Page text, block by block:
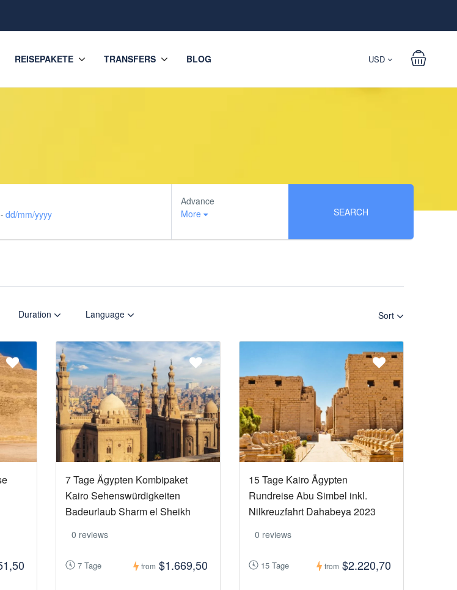
REISEPAKETE TRANSFERS BLOG USD
- dd/mm/yyyy
Advance
More
SEARCH
Duration Language Sort
7 Tage Ägypten Kombipaket
Kairo Sehenswürdigkeiten
Badeurlaub Sharm el Sheikh
0 reviews
7 Tage from $1.669,50
15 Tage Kairo Ägypten
Rundreise Abu Simbel inkl.
Nilkreuzfahrt Dahabeya 2023
0 reviews
15 Tage from $2.220,70